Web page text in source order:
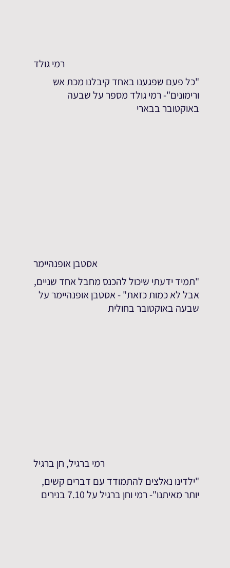
רמי גולד
"כל פעם שפגענו באחד קיבלנו מכת אש
ורימונים"- רמי גולד מספר על שבעה
באוקטובר בבארי
אסטבן אופנהיימר
"תמיד ידעתי שיכול להכנס מחבל אחד שניים,
אבל לא כמות כזאת" - אסטבן אופנהיימר על
שבעה באוקטובר בחולית
רמי ברגיל, חן ברגיל
"ילדינו נאלצים להתמודד עם דברים קשים,
יותר מאיתנו"- רמי וחן ברגיל על 7.10 בנירים